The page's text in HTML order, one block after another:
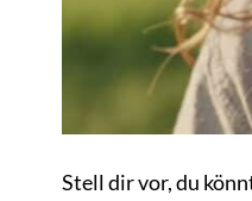
Stell dir vor, du